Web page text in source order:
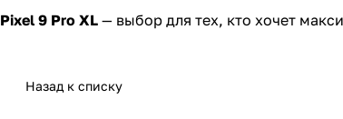
Pixel 9 Pro XL — выбор для тех, кто хочет
Назад к списку